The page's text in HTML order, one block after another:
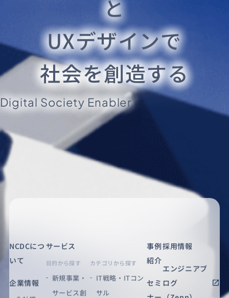
と
UXデザインで
社会を創造する
Digital Society Enabler.
NCDCにつ
いて
企業情報
サービス
目的から探す
新規事業・
サービス創
カテゴリから探す
IT戦略・ITコン
サル
事例
紹介
セミ
採用情報
エンジニアブ
ログ